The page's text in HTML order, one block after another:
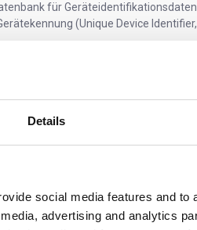
Details
social media features and to
advertising and analytics
für
(Unique Device
Kennzeichnung und
UDI zuweisen, wichtige
übermitteln und sicherstellen,